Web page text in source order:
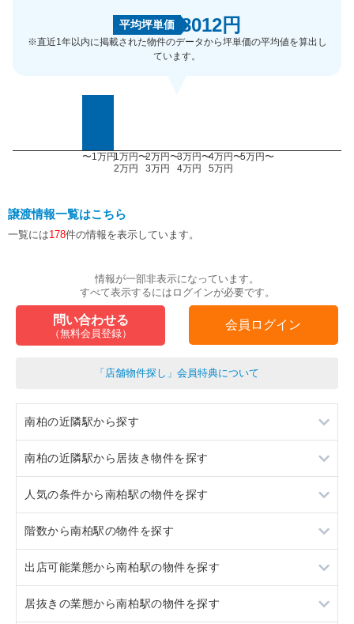
平均坪単価 8012円
※直近1年以内に掲載された物件のデータから坪単価の平均値を算出し
ています。
〜1万円1万円〜
2万円
2万円〜
3万円
3万円〜
4万円
4万円〜
5万円
5万円〜
譲渡情報一覧はこちら
一覧には178件の情報を表示しています。
情報が一部非表示になっています。
すべて表示するにはログインが必要です。
問い合わせる
（無料会員登録）
会員ログイン
「店舗物件探し」会員特典について
南柏の近隣駅から探す
柏
北小金
北柏
新松戸
南柏の近隣駅から居抜き物件を探す
柏
北小金
北柏
新松戸
人気の条件から南柏駅の物件を探す
居抜き
スケルトン
ロードサイド物件
階数から南柏駅の物件を探す
1階
2階
出店可能業態から南柏駅の物件を探す
重飲食
居抜きの業態から南柏駅の物件を探す